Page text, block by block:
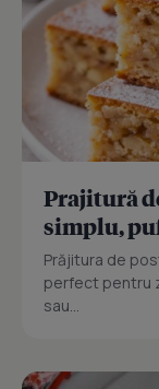
Prajitură
simplu,
Prăjitura de
perfect pentru
sau...